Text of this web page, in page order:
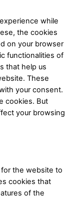
while
the cookies
on your browser
functionalities of
that help us
These
your consent.
cookies. But
your browsing
the website to
cookies that
of the